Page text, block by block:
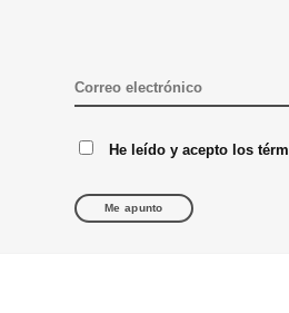
He leído y acepto los